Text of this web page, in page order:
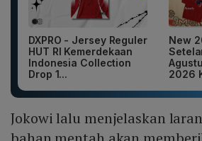
DXPRO - Jersey Reguler
HUT RI Kemerdekaan
Indonesia Collection
Drop 1...
New
2026
Jokowi lalu menjelaskan